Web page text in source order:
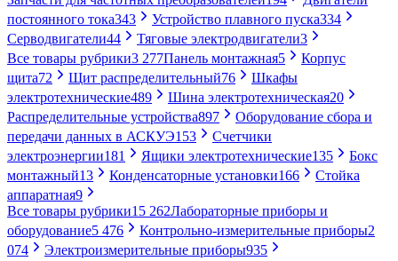
постоянного тока343 Устройство плавного пуска334
Серводвигатели44 Тяговые электродвигатели3
Все товары рубрики3 277Панель монтажная5
Корпус
щита72 Щит распределительный76
Шкафы
электротехнические489 Шина электротехническая20
Распределительные устройства897
Оборудование сбора и
передачи данных в АСКУЭ153
Счетчики
электроэнергии181 Ящики электротехнические135
Бокс
монтажный13 Конденсаторные установки166
Стойка
аппаратная9
Все товары рубрики15 262Лабораторные приборы и
оборудование5 476 Контрольно-измерительные приборы2
074
Электроизмерительные приборы935